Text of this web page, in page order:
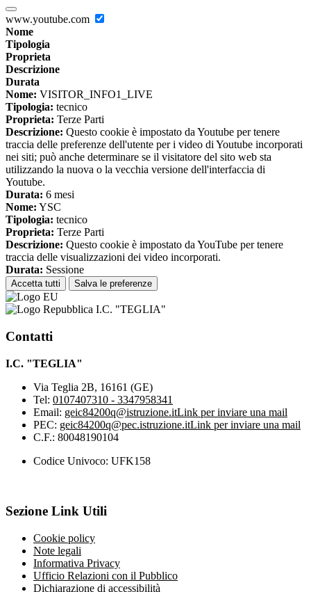
www.youtube.com
Nome
Tipologia
Proprieta
Descrizione
Durata
Nome: VISITOR_INFO1_LIVE
Tipologia: tecnico
Proprieta: Terze Parti
Descrizione: Questo cookie è impostato da Youtube per tenere
traccia delle preferenze dell'utente per i video di Youtube incorporati
nei siti; può anche determinare se il visitatore del sito web sta
utilizzando la nuova o la vecchia versione dell'interfaccia di
Youtube.
Durata: 6 mesi
Nome: YSC
Tipologia: tecnico
Proprieta: Terze Parti
Descrizione: Questo cookie è impostato da YouTube per tenere
traccia delle visualizzazioni dei video incorporati.
Durata: Sessione
Accetta tutti Salva le preferenze
I.C. "TEGLIA"
Contatti
I.C. "TEGLIA"
Via Teglia 2B, 16161 (GE)
Tel: 0107407310 - 3347958341
Email: geic84200q@istruzione.itLink per inviare una mail
PEC: geic84200q@pec.istruzione.itLink per inviare una mail
C.F.: 80048190104
Codice Univoco: UFK158
Sezione Link Utili
Cookie policy
Note legali
Informativa Privacy
Ufficio Relazioni con il Pubblico
Dichiarazione di accessibilità